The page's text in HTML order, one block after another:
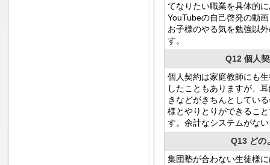
てなりたい職業を具体的
YouTubeの自己啓発の動
お子様のやる気を勉強以
す。
Q12 個人
個人契約は家庭教師にも
したこともありますが、
きなどがきちんとしてい
様とやりとりができるこ
す。余計なシステムがな
Q13 どの
集団塾が合わない生徒様